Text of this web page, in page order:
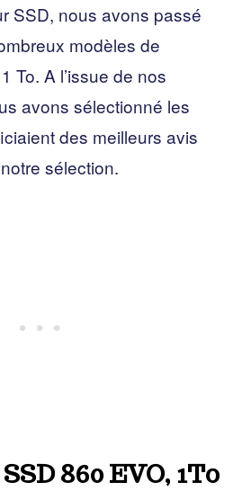
SSD, nous avons passé
modèles de
To. A l’issue de nos
avons sélectionné les
des meilleurs avis
sélection.
860 EVO, 1To